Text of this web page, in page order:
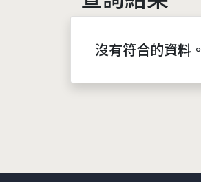
沒有符合的資料。